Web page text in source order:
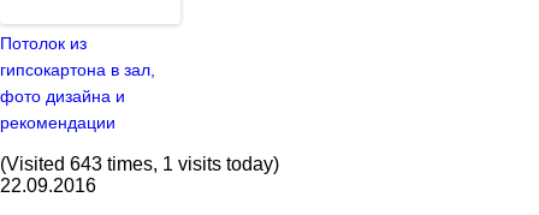
Потолок из
гипсокартона в зал,
фото дизайна и
рекомендации
(Visited 643 times, 1 visits today)
22.09.2016